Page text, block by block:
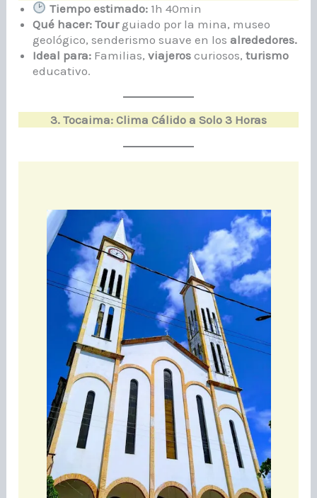
Tiempo estimado: 1h 40min
Qué hacer: Tourguiado por la mina, museo
geológico, senderismo suave en losalrededores.
Ideal para: Familias, viajeroscuriosos,turismo
educativo.
3. Tocaima: Clima Cálido a Solo 3 Horas